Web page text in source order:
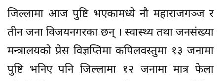
जिल्लामा आज पुष्टि भएकामध्ये नौ महाराजगञ्ज र
तीन जना विजयनगरका छन् । स्वास्थ्य तथा जनसंख्या
मन्त्रालयको प्रेस विज्ञप्तिमा कपिलवस्तुमा १३ जनामा
पुष्टि भनिए पनि जिल्लामा १२ जनामा मात्र फेला